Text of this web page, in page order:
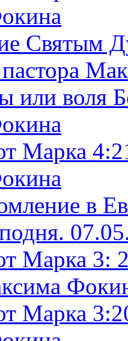
Святым
или воля
Марка
в
Марка 3:
Марка